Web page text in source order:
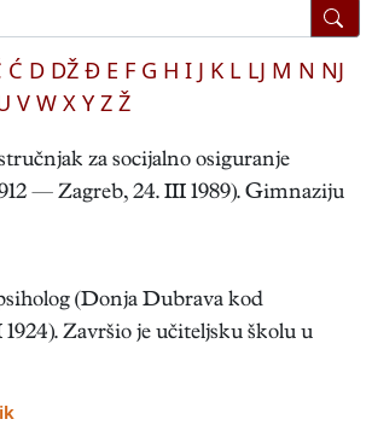
Ć D DŽ Đ E F G H I J K L LJ M N NJ
V W X Y Z Ž
za socijalno osiguranje
— Zagreb, 24. III 1989). Gimnaziju
(Donja Dubrava kod
Završio je učiteljsku školu u